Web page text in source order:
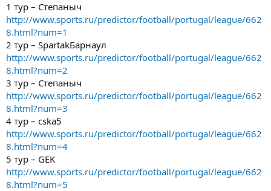
1 тур – Степаныч
http://www.sports.ru/predictor/football/portugal/league/662
8.html?num=1
2 тур – SpartakБарнаул
http://www.sports.ru/predictor/football/portugal/league/662
8.html?num=2
3 тур – Степаныч
http://www.sports.ru/predictor/football/portugal/league/662
8.html?num=3
4 тур – cska5
http://www.sports.ru/predictor/football/portugal/league/662
8.html?num=4
5 тур – GEK
http://www.sports.ru/predictor/football/portugal/league/662
8.html?num=5